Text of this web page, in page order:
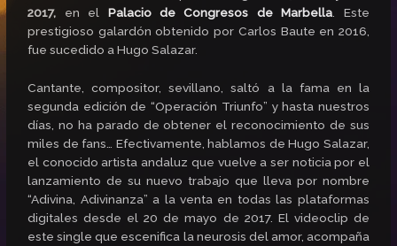
2017, en el Palacio de Congresos de Marbella . Este
prestigioso galardón obtenido por Carlos Baute en 2016,
fue sucedido a Hugo Salazar.
Cantante, compositor, sevillano, saltó a la fama en la
segunda edición de “Operación Triunfo” y hasta nuestros
días, no ha parado de obtener el reconocimiento de sus
miles de fans… Efectivamente, hablamos de Hugo Salazar,
el conocido artista andaluz que vuelve a ser noticia por el
lanzamiento de su nuevo trabajo que lleva por nombre
“Adivina, Adivinanza” a la venta en todas las plataformas
digitales desde el 20 de mayo de 2017. El videoclip de
este single que escenifica la neurosis del amor, acompaña